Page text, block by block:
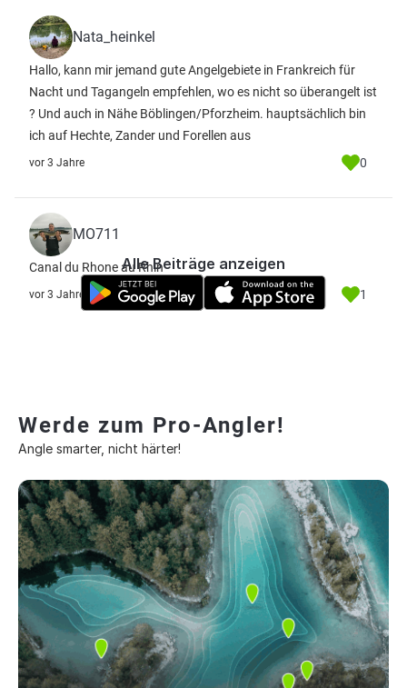
Nata_heinkel
Hallo, kann mir jemand gute Angelgebiete in Frankreich für
Nacht und Tagangeln empfehlen, wo es nicht so überangelt ist
? Und auch in Nähe Böblingen/Pforzheim. hauptsächlich bin
ich auf Hechte, Zander und Forellen aus
vor 3 Jahre 0
MO711
Canal du Rhone au Rhin
vor 3 Jahre 1
Alle Beiträge anzeigen
Werde zum Pro-Angler!
Angle smarter, nicht härter!